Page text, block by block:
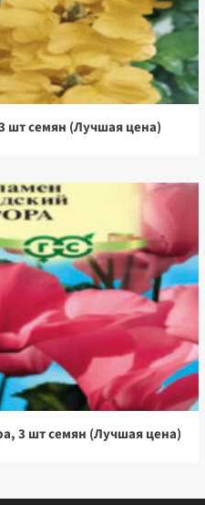
шт семян (Лучшая цена)
3 шт семян (Лучшая цена)